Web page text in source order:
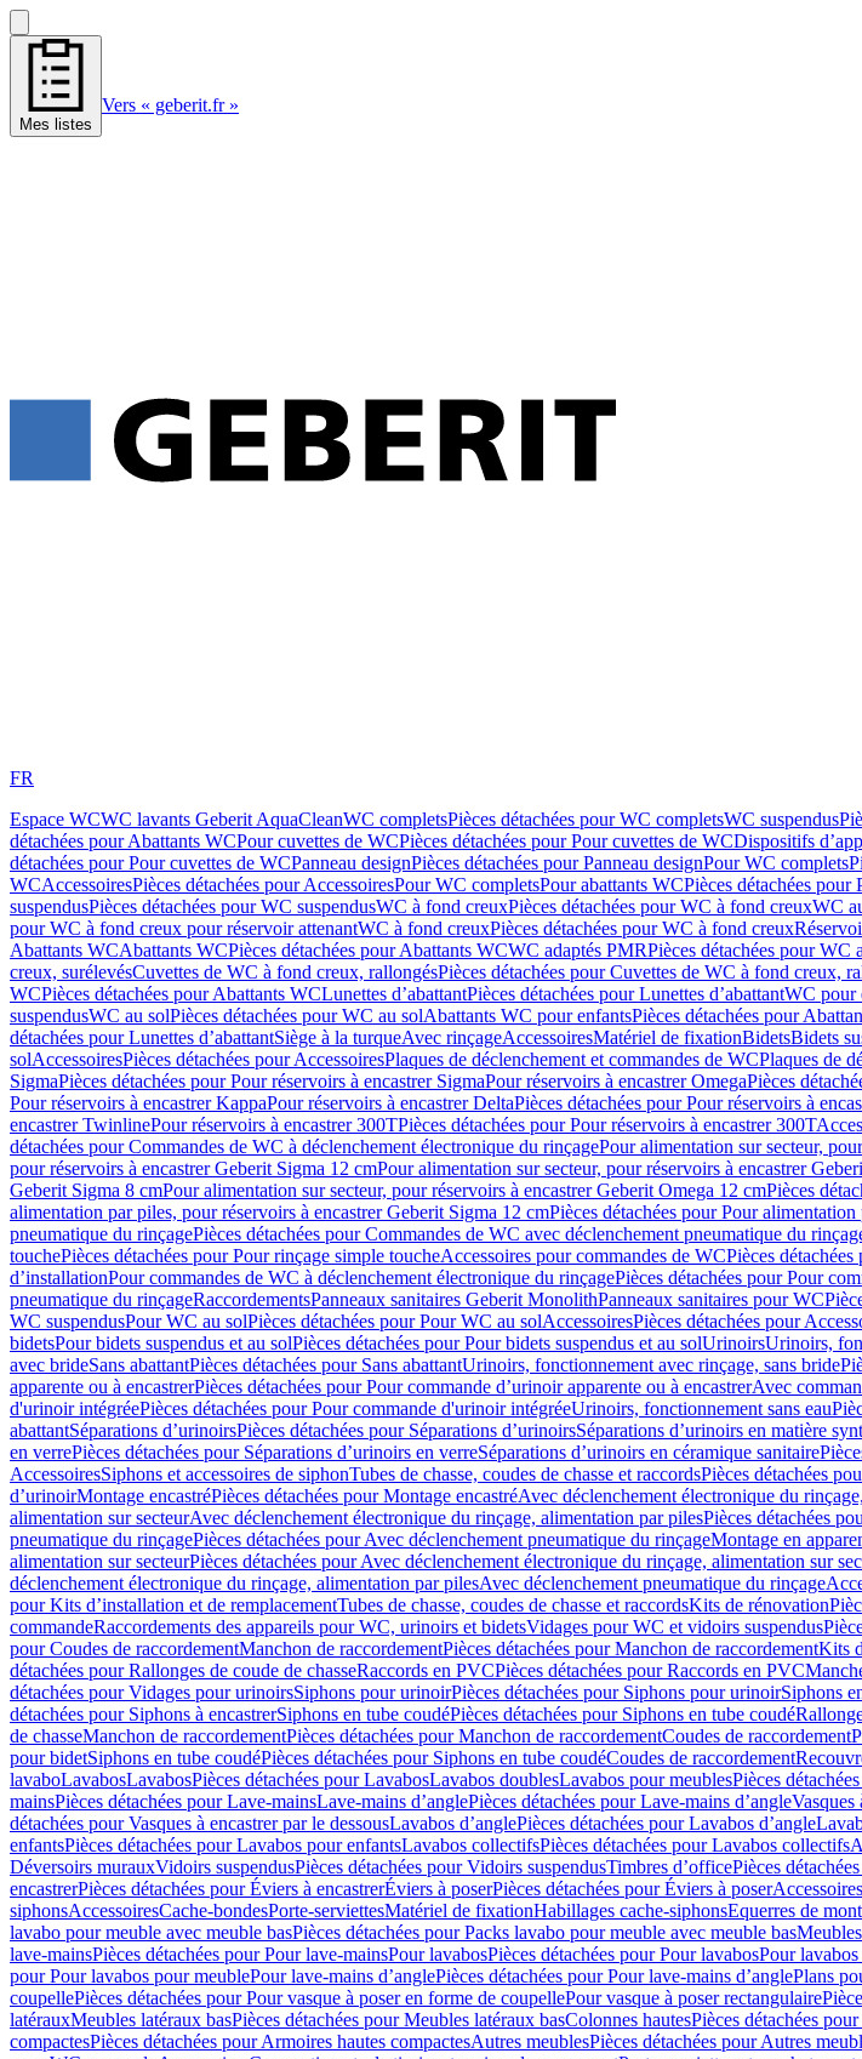
Mes listes
Vers « geberit.fr »
FR
Espace WCWC lavants Geberit AquaCleanWC completsPièces détachées pour WC completsWC suspendus
détachées pour Abattants WCPour cuvettes de WCPièces détachées pour Pour cuvettes de WCDispositifs
détachées pour Pour cuvettes de WCPanneau designPièces détachées pour Panneau designPour WC complets
WCAccessoiresPièces détachées pour AccessoiresPour WC completsPour abattants WCPièces détachées pour
suspendusPièces détachées pour WC suspendusWC à fond creuxPièces détachées pour WC à fond creuxWC
pour WC à fond creux pour réservoir attenantWC à fond creuxPièces détachées pour WC à fond creux
Abattants WCAbattants WCPièces détachées pour Abattants WCWC adaptés PMRPièces détachées pour WC
creux, surélevésCuvettes de WC à fond creux, rallongésPièces détachées pour Cuvettes de WC à fond creux,
WCPièces détachées pour Abattants WCLunettes d’abattantPièces détachées pour Lunettes d’abattantWC pour
suspendusWC au solPièces détachées pour WC au solAbattants WC pour enfantsPièces détachées pour
détachées pour Lunettes d’abattantSiège à la turqueAvec rinçageAccessoiresMatériel de fixationBidetsBidets
solAccessoiresPièces détachées pour AccessoiresPlaques de déclenchement et commandes de WCPlaques de
SigmaPièces détachées pour Pour réservoirs à encastrer SigmaPour réservoirs à encastrer OmegaPièces
Pour réservoirs à encastrer KappaPour réservoirs à encastrer DeltaPièces détachées pour Pour réservoirs à
encastrer TwinlinePour réservoirs à encastrer 300TPièces détachées pour Pour réservoirs à encastrer 300T
détachées pour Commandes de WC à déclenchement électronique du rinçagePour alimentation sur secteur,
pour réservoirs à encastrer Geberit Sigma 12 cmPour alimentation sur secteur, pour réservoirs à encastrer
Geberit Sigma 8 cmPour alimentation sur secteur, pour réservoirs à encastrer Geberit Omega 12 cmPièces
alimentation par piles, pour réservoirs à encastrer Geberit Sigma 12 cmPièces détachées pour Pour
pneumatique du rinçagePièces détachées pour Commandes de WC avec déclenchement pneumatique du
touchePièces détachées pour Pour rinçage simple toucheAccessoires pour commandes de WCPièces
d’installationPour commandes de WC à déclenchement électronique du rinçagePièces détachées pour Pour
pneumatique du rinçageRaccordementsPanneaux sanitaires Geberit MonolithPanneaux sanitaires pour WC
WC suspendusPour WC au solPièces détachées pour Pour WC au solAccessoiresPièces détachées pour
bidetsPour bidets suspendus et au solPièces détachées pour Pour bidets suspendus et au solUrinoirsUrinoirs,
avec brideSans abattantPièces détachées pour Sans abattantUrinoirs, fonctionnement avec rinçage, sans bride
apparente ou à encastrerPièces détachées pour Pour commande d’urinoir apparente ou à encastrerAvec
d'urinoir intégréePièces détachées pour Pour commande d'urinoir intégréeUrinoirs, fonctionnement sans eau
abattantSéparations d’urinoirsPièces détachées pour Séparations d’urinoirsSéparations d’urinoirs en matière
en verrePièces détachées pour Séparations d’urinoirs en verreSéparations d’urinoirs en céramique sanitaire
AccessoiresSiphons et accessoires de siphonTubes de chasse, coudes de chasse et raccordsPièces détachées
dʼurinoirMontage encastréPièces détachées pour Montage encastréAvec déclenchement électronique du
alimentation sur secteurAvec déclenchement électronique du rinçage, alimentation par pilesPièces détachées
pneumatique du rinçagePièces détachées pour Avec déclenchement pneumatique du rinçageMontage en
alimentation sur secteurPièces détachées pour Avec déclenchement électronique du rinçage, alimentation sur
déclenchement électronique du rinçage, alimentation par pilesAvec déclenchement pneumatique du rinçage
pour Kits d’installation et de remplacementTubes de chasse, coudes de chasse et raccordsKits de rénovation
commandeRaccordements des appareils pour WC, urinoirs et bidetsVidages pour WC et vidoirs suspendus
pour Coudes de raccordementManchon de raccordementPièces détachées pour Manchon de raccordementKits
détachées pour Rallonges de coude de chasseRaccords en PVCPièces détachées pour Raccords en PVC
détachées pour Vidages pour urinoirsSiphons pour urinoirPièces détachées pour Siphons pour urinoirSiphons
détachées pour Siphons à encastrerSiphons en tube coudéPièces détachées pour Siphons en tube coudé
de chasseManchon de raccordementPièces détachées pour Manchon de raccordementCoudes de raccordement
pour bidetSiphons en tube coudéPièces détachées pour Siphons en tube coudéCoudes de raccordement
lavaboLavabosLavabosPièces détachées pour LavabosLavabos doublesLavabos pour meublesPièces
mainsPièces détachées pour Lave-mainsLave-mains d’anglePièces détachées pour Lave-mains d’angleVasques
détachées pour Vasques à encastrer par le dessousLavabos d’anglePièces détachées pour Lavabos d’angle
enfantsPièces détachées pour Lavabos pour enfantsLavabos collectifsPièces détachées pour Lavabos collectifs
Déversoirs murauxVidoirs suspendusPièces détachées pour Vidoirs suspendusTimbres dʼofficePièces
encastrerPièces détachées pour Éviers à encastrerÉviers à poserPièces détachées pour Éviers à poserAccessoires
siphonsAccessoiresCache-bondesPorte-serviettesMatériel de fixationHabillages cache-siphonsEquerres de
lavabo pour meuble avec meuble basPièces détachées pour Packs lavabo pour meuble avec meuble bas
lave-mainsPièces détachées pour Pour lave-mainsPour lavabosPièces détachées pour Pour lavabosPour
pour Pour lavabos pour meublePour lave-mains d’anglePièces détachées pour Pour lave-mains d’anglePlans
coupellePièces détachées pour Pour vasque à poser en forme de coupellePour vasque à poser rectangulaire
latérauxMeubles latéraux basPièces détachées pour Meubles latéraux basColonnes hautesPièces détachées
compactesPièces détachées pour Armoires hautes compactesAutres meublesPièces détachées pour Autres